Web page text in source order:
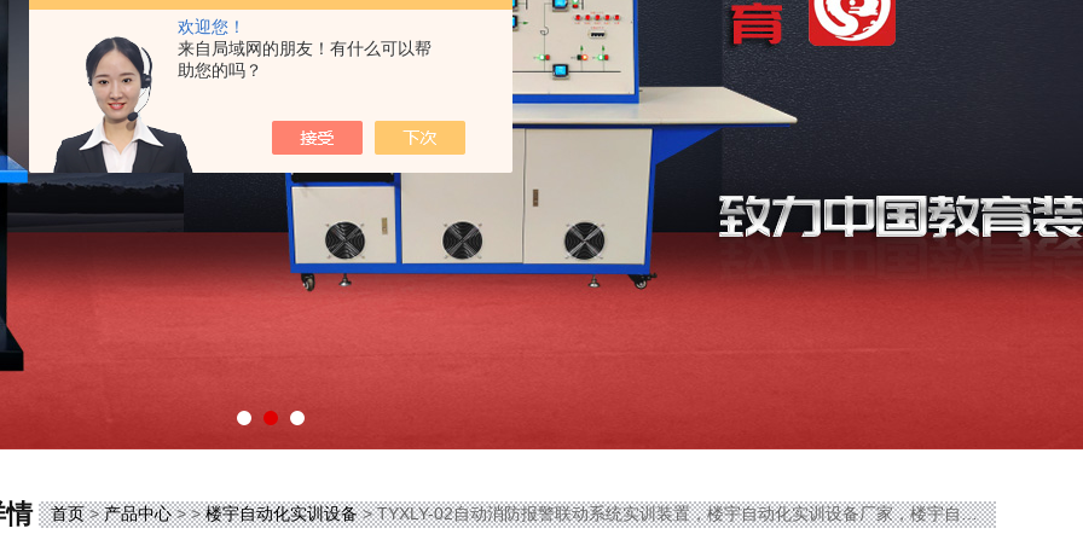
欢迎您！
来自局域网的朋友！有什么可以帮
助您的吗？
情 首页>产品中心> >楼宇自动化实训设备> TYXLY-02自动消防报警联动系统实训装置，楼宇自动化实训设备厂家，楼宇自动化实训设备价格